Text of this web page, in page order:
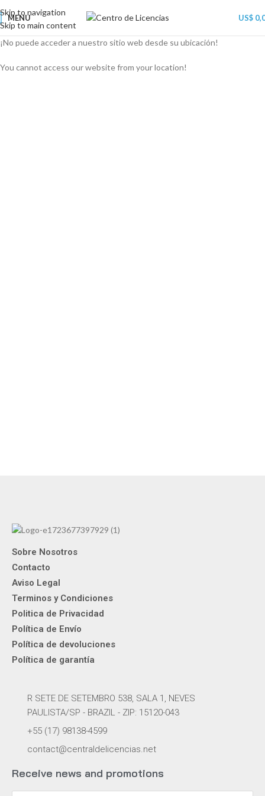
Skip to navigation
Skip to main content
MENU US$
¡No puede acceder a nuestro sitio web desde su ubicación!
You cannot access our website from your location!
Sobre Nosotros
Contacto
Aviso Legal
Terminos y Condiciones
Politica de Privacidad
Política de Envío
Política de devoluciones
Política de garantía
R SETE DE SETEMBRO 538, SALA 1, NEVES
PAULISTA/SP - BRAZIL - ZIP: 15120-043
+55 (17) 98138-4599
contact@centraldelicencias.net
Receive news and promotions